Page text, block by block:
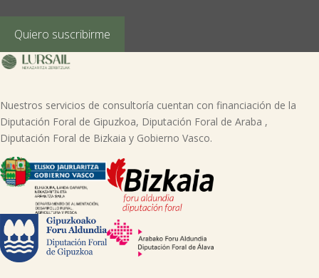
lursail@lursailkoop.eus. Puede obtener información adicional en nuestra
página web.
Quiero suscribirme
Nuestros servicios de consultoría cuentan con financiación de la
Diputación Foral de Gipuzkoa, Diputación Foral de Araba ,
Diputación Foral de Bizkaia y Gobierno Vasco.